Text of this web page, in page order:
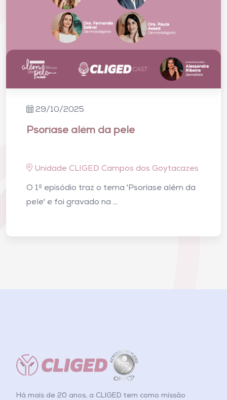
29/10/2025
Psoríase além da pele
Unidade CLIGED Campos dos Goytacazes
O 1º episódio traz o tema 'Psoríase além da
pele' e foi gravado na ...
Há mais de 20 anos, a CLIGED tem como missão